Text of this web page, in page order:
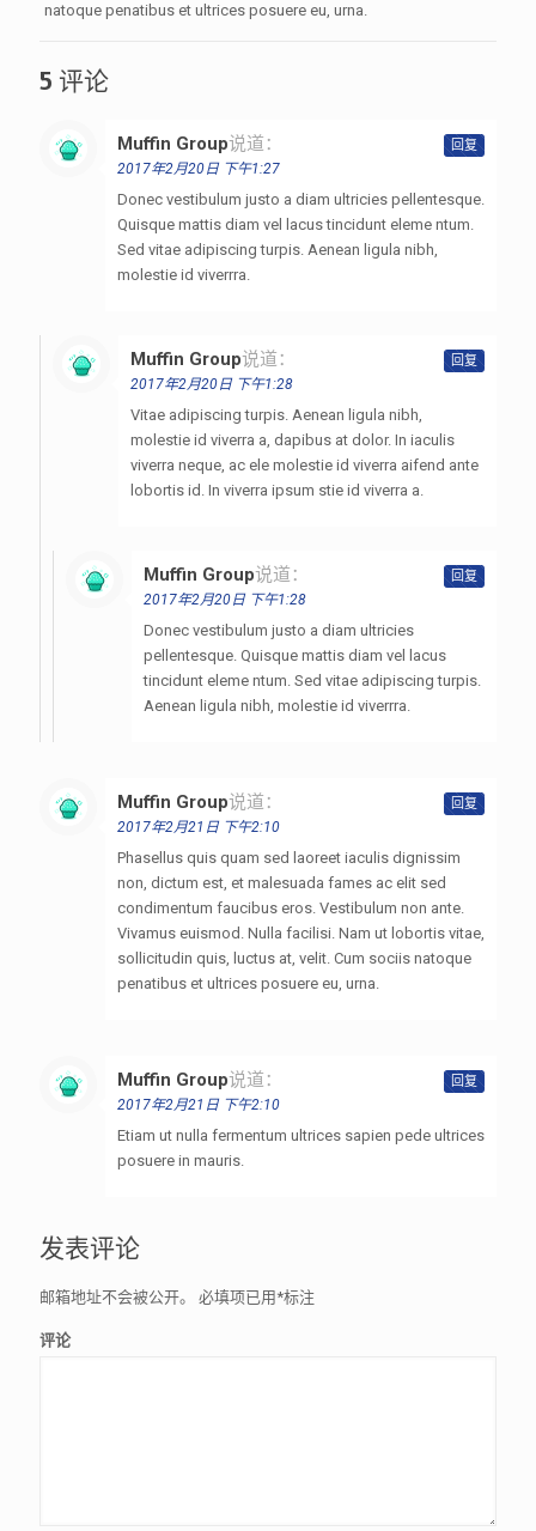
natoque penatibus et ultrices posuere eu, urna.
5 评论
Muffin Group说道：
2017年2月20日 下午1:27
Donec vestibulum justo a diam ultricies pellentesque.
Quisque mattis diam vel lacus tincidunt eleme ntum.
Sed vitae adipiscing turpis. Aenean ligula nibh,
molestie id viverrra.
回复
Muffin Group说道：
2017年2月20日 下午1:28
Vitae adipiscing turpis. Aenean ligula nibh,
molestie id viverra a, dapibus at dolor. In iaculis
viverra neque, ac ele molestie id viverra aifend ante
lobortis id. In viverra ipsum stie id viverra a.
回复
Muffin Group说道：
2017年2月20日 下午1:28
Donec vestibulum justo a diam ultricies
pellentesque. Quisque mattis diam vel lacus
tincidunt eleme ntum. Sed vitae adipiscing turpis.
Aenean ligula nibh, molestie id viverrra.
回复
Muffin Group说道：
2017年2月21日 下午2:10
Phasellus quis quam sed laoreet iaculis dignissim
non, dictum est, et malesuada fames ac elit sed
condimentum faucibus eros. Vestibulum non ante.
Vivamus euismod. Nulla facilisi. Nam ut lobortis vitae,
sollicitudin quis, luctus at, velit. Cum sociis natoque
penatibus et ultrices posuere eu, urna.
回复
Muffin Group说道：
2017年2月21日 下午2:10
Etiam ut nulla fermentum ultrices sapien pede ultrices
posuere in mauris.
回复
发表评论
邮箱地址不会被公开。 必填项已用 *标注
评论